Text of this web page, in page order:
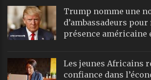
Trump nomme une
d’ambassadeurs
présence américaine
Les jeunes Africains
confiance dans